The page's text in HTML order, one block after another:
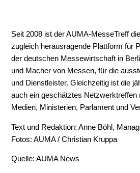
Seit 2008 ist der AUMA-MesseTreff
zugleich herausragende Plattform für
der deutschen Messewirtschaft in
und Macher von Messen, für die
und Dienstleister. Gleichzeitig ist die
auch ein geschätztes Netzwerktreffen
Medien, Ministerien, Parlament und
Text und Redaktion: Anne Böhl,
Fotos: AUMA / Christian Kruppa
Quelle: AUMA News